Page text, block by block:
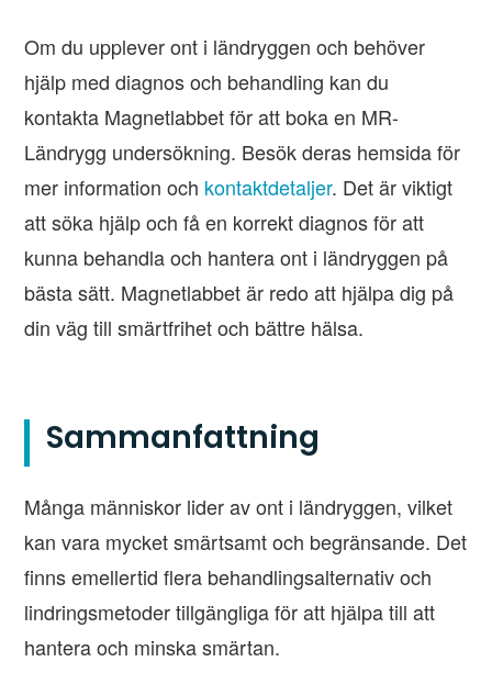
Om du upplever ont i ländryggen och behöver
hjälp med diagnos och behandling kan du
kontakta Magnetlabbet för att boka en MR-
Ländrygg undersökning. Besök deras hemsida för
mer information och kontaktdetaljer. Det är viktigt
att söka hjälp och få en korrekt diagnos för att
kunna behandla och hantera ont i ländryggen på
bästa sätt. Magnetlabbet är redo att hjälpa dig på
din väg till smärtfrihet och bättre hälsa.
Sammanfattning
Många människor lider av ont i ländryggen, vilket
kan vara mycket smärtsamt och begränsande. Det
finns emellertid flera behandlingsalternativ och
lindringsmetoder tillgängliga för att hjälpa till att
hantera och minska smärtan.